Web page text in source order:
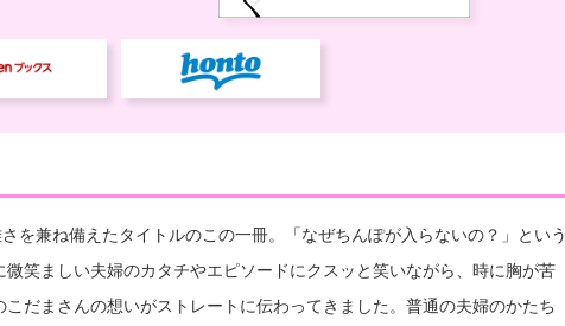
を兼ね備えたタイトルのこの一冊。「なぜちんぽが入らないの？」という
笑ましい夫婦のカタチやエピソードにクスッと笑いながら、時に胸が苦
だまさんの想いがストレートに伝わってきました。普通の夫婦のかたち